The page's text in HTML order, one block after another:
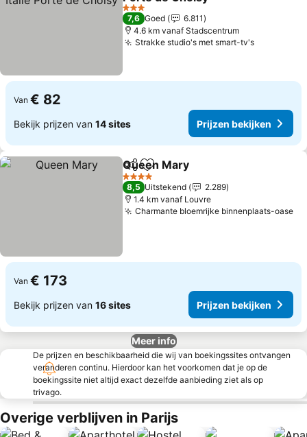
3 Sterren
7,6 Goed
6.811
4.6 km vanaf Stadscentrum
Strakke studio's met smart-tv's
Van € 82
Bekijk prijzen van 14 sites Prijzen bekijken
DelenToevoegen aan favorieten
Queen Mary
4 Sterren
8,5 Uitstekend
2.289
1.4 km vanaf Louvre
Charmante bloemrijke binnenplaats-oase
Van € 173
Bekijk prijzen van 16 sites Prijzen bekijken
Meer info
De prijzen en beschikbaarheid die wij van boekingssites ontvangen
veranderen continu. Hierdoor kan het voorkomen dat je op de
boekingssite niet altijd exact dezelfde aanbieding ziet als op
trivago.
Overige verblijven in Parijs